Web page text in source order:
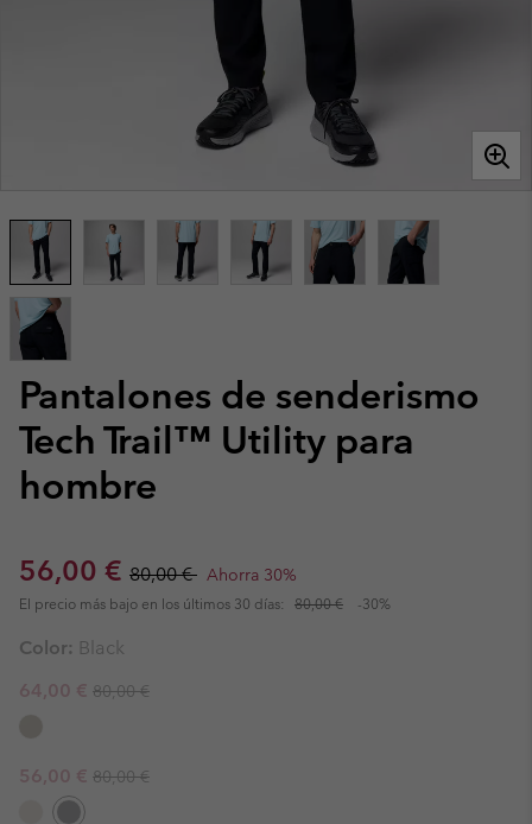
Pantalones de senderismo
Tech Trail™ Utility para
hombre
Sale price:
56,00 € Regular price:
80,00 € Ahorra 30%
El precio más bajo en los últimos 30 días: 80,00 € -30%
Color: Black
Sale price:
64,00 € Regular price:
80,00 €
Sale price:
56,00 € Regular price:
80,00 €